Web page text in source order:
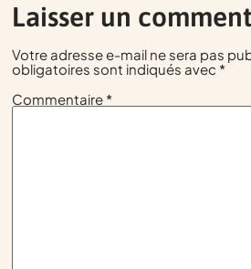
Laisser un
Votre adresse e-mail ne sera pas
obligatoires sont indiqués avec *
Commentaire *